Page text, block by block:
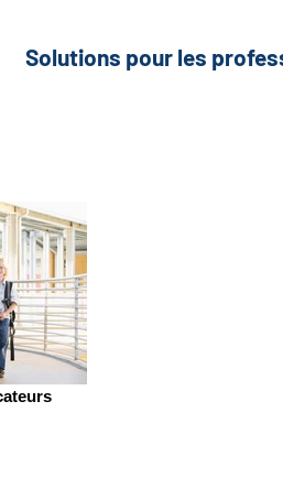
Solutions pour les